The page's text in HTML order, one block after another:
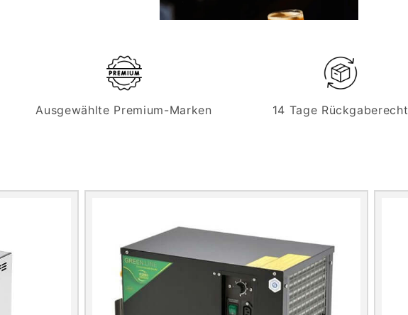
Ausgewählte Premium-Marken 14 Tage Rückgaberecht